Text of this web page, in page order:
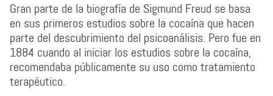
Gran parte de la biografía de Sigmund Freud se basa
en sus primeros estudios sobre la cocaína que hacen
parte del descubrimiento del psicoanálisis. Pero fue en
1884 cuando al iniciar los estudios sobre la cocaína,
recomendaba públicamente su uso como tratamiento
terapéutico.